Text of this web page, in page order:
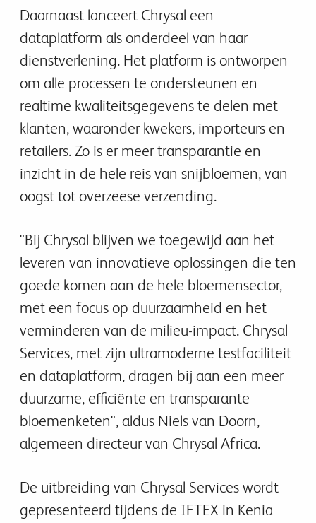
Daarnaast lanceert Chrysal een
dataplatform als onderdeel van haar
dienstverlening. Het platform is ontworpen
om alle processen te ondersteunen en
realtime kwaliteitsgegevens te delen met
klanten, waaronder kwekers, importeurs en
retailers. Zo is er meer transparantie en
inzicht in de hele reis van snijbloemen, van
oogst tot overzeese verzending.
"Bij Chrysal blijven we toegewijd aan het
leveren van innovatieve oplossingen die ten
goede komen aan de hele bloemensector,
met een focus op duurzaamheid en het
verminderen van de milieu-impact. Chrysal
Services, met zijn ultramoderne testfaciliteit
en dataplatform, dragen bij aan een meer
duurzame, efficiënte en transparante
bloemenketen", aldus Niels van Doorn,
algemeen directeur van Chrysal Africa.
De uitbreiding van Chrysal Services wordt
gepresenteerd tijdens de IFTEX in Kenia